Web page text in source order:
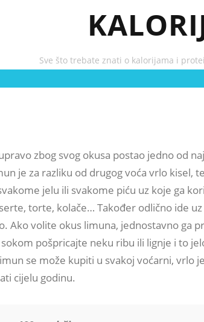
Sve što trebate znati o kalorijama i
zbog svog okusa postao jedno od
je za razliku od drugog voća vrlo kisel,
jelu ili svakome piću uz koje ga
torte, kolače… Također odlično ide
Ako volite okus limuna, jednostavno ga
pošpricajte neku ribu ili lignje i to
se može kupiti u svakoj voćarni, vrlo
cijelu godinu.